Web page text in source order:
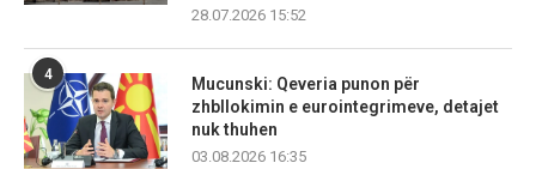
28.07.2026 15:52
4
Mucunski: Qeveria punon për
zhbllokimin e eurointegrimeve, detajet
nuk thuhen
03.08.2026 16:35